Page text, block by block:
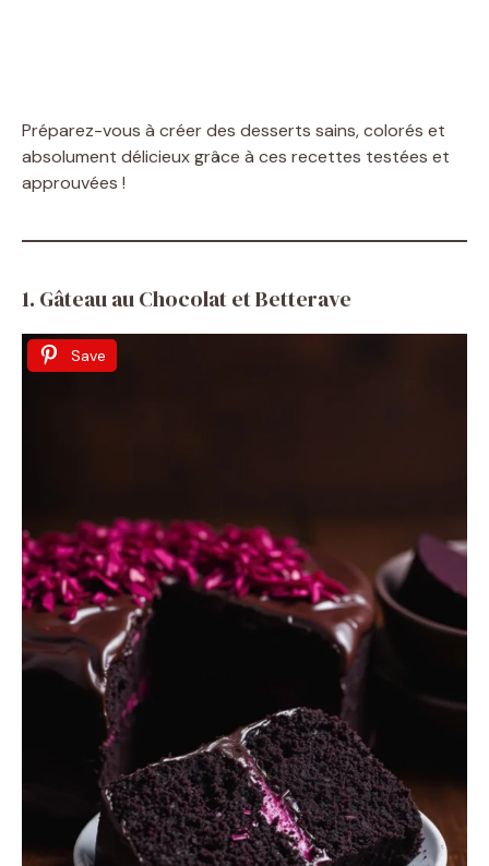
Préparez-vous à créer des desserts sains, colorés et
absolument délicieux grâce à ces recettes testées et
approuvées !
1. Gâteau au Chocolat et Betterave
Save